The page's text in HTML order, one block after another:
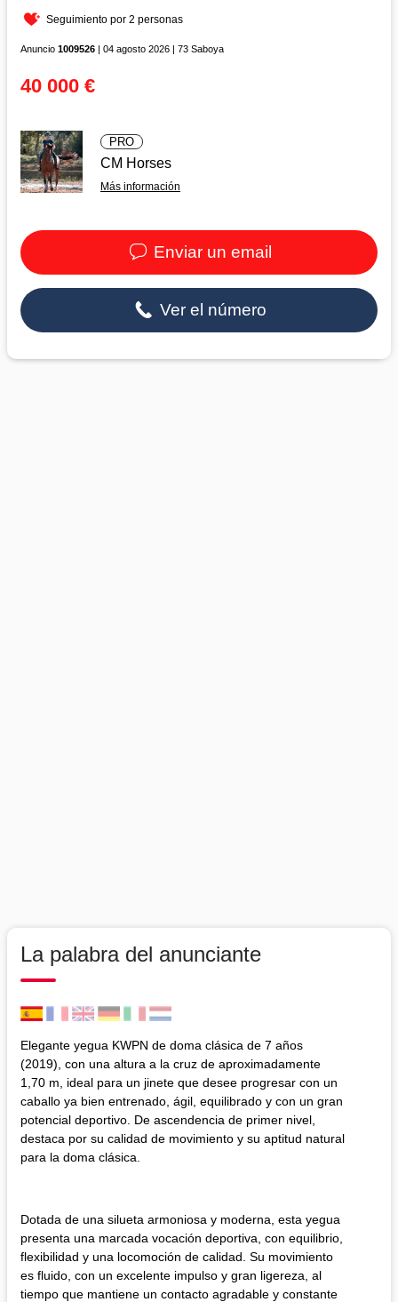
Seguimiento por 2 personas
Anuncio 1009526 | 04 agosto 2026 | 73 Saboya
40 000 €
PRO
CM Horses
Más información
Enviar un email
Ver el número
La palabra del anunciante
Elegante yegua KWPN de doma clásica de 7 años
(2019), con una altura a la cruz de aproximadamente
1,70 m, ideal para un jinete que desee progresar con un
caballo ya bien entrenado, ágil, equilibrado y con un gran
potencial deportivo. De ascendencia de primer nivel,
destaca por su calidad de movimiento y su aptitud natural
para la doma clásica.
Dotada de una silueta armoniosa y moderna, esta yegua
presenta una marcada vocación deportiva, con equilibrio,
flexibilidad y una locomoción de calidad. Su movimiento
es fluido, con un excelente impulso y gran ligereza, al
tiempo que mantiene un contacto agradable y constante